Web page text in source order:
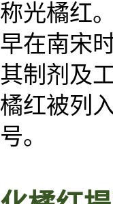
称光橘红。
早在南宋
其制剂及
橘红被列
号。